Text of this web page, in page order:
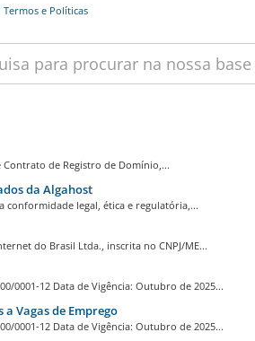
e Políticas
Contrato de Registro de Domínio,...
da Algahost
conformidade legal, ética e regulatória,...
do Brasil Ltda., inscrita no CNPJ/ME...
0001-12 Data de Vigência: Outubro de 2025...
Vagas de Emprego
0001-12 Data de Vigência: Outubro de 2025...